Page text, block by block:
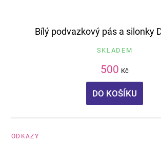
Bílý podvazkový pás a silonky
SKLADEM
500 Kč
DO KOŠÍKU
ODKAZY